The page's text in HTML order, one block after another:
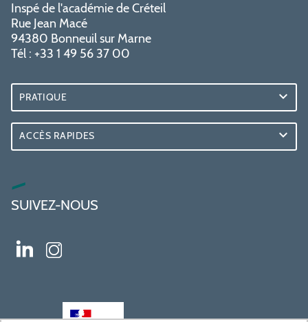
Inspé de l'académie de Créteil
Rue Jean Macé
94380 Bonneuil sur Marne
Tél : +33 1 49 56 37 00
PRATIQUE
ACCÈS RAPIDES
SUIVEZ-NOUS